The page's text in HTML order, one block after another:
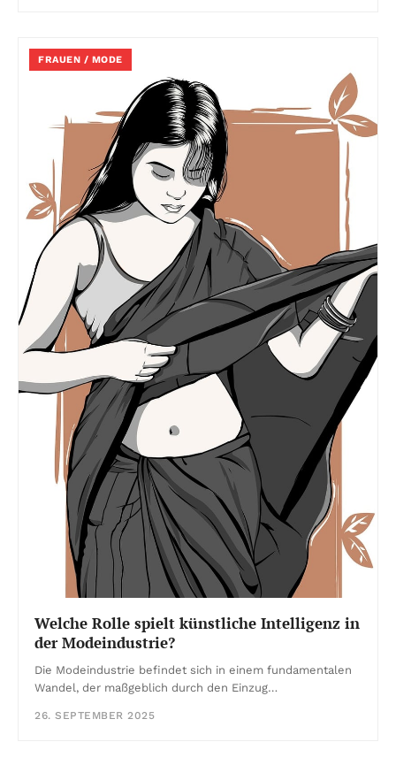
FRAUEN / MODE
Welche Rolle spielt künstliche Intelligenz in
der Modeindustrie?
Die Modeindustrie befindet sich in einem fundamentalen
Wandel, der maßgeblich durch den Einzug…
26. SEPTEMBER 2025